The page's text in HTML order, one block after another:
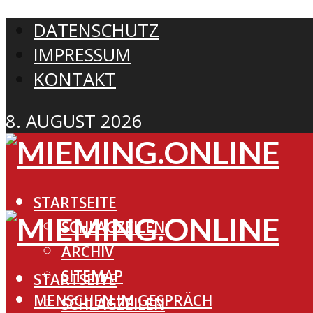
DATENSCHUTZ
IMPRESSUM
KONTAKT
8. AUGUST 2026
STARTSEITE
SCHLAGZEILEN
ARCHIV
SITEMAP
MENSCHEN IM GESPRÄCH
STARTSEITE
SCHLAGZEILEN